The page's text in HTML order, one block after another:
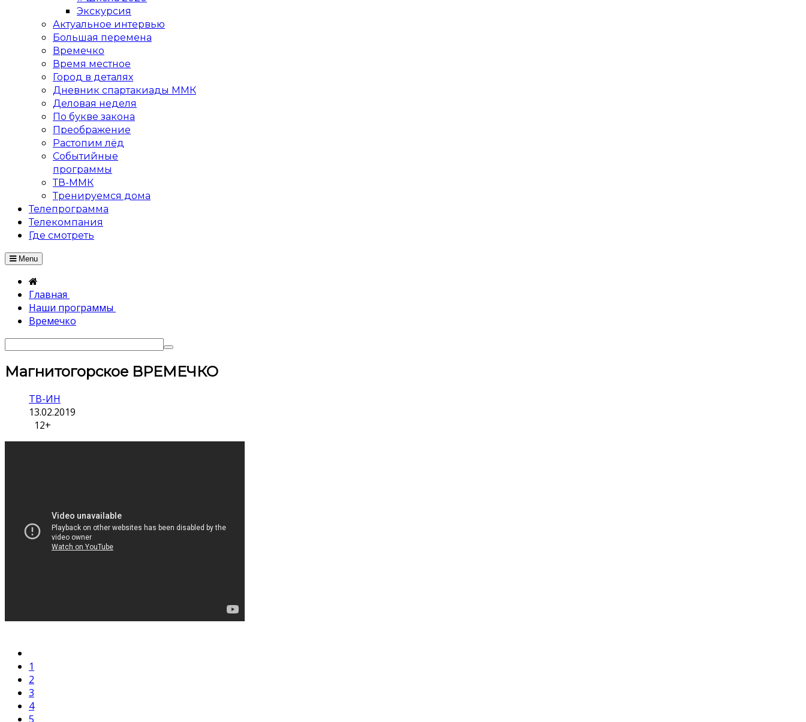
Экскурсия
Актуальное интервью
Большая перемена
Времечко
Время местное
Город в деталях
Дневник спартакиады ММК
Деловая неделя
По букве закона
Преображение
Растопим лёд
Событийные
программы
ТВ-ММК
Тренируемся дома
Телепрограмма
Телекомпания
Где смотреть
Menu
Главная
Наши программы
Времечко
Магнитогорское ВРЕМЕЧКО
ТВ-ИН
13.02.2019
12+
1
2
3
4
5